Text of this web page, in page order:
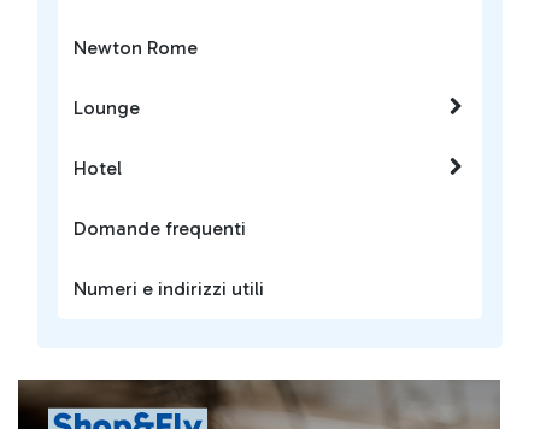
Newton Rome
Lounge
Hotel
Domande frequenti
Numeri e indirizzi utili